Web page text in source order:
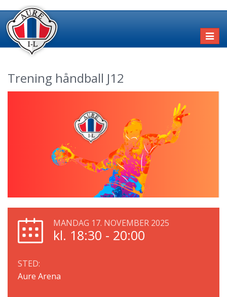
Trening håndball J12
MANDAG 17. NOVEMBER 2025
kl. 18:30 - 20:00
STED:
Aure Arena